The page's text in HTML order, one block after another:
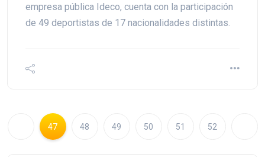
empresa pública Ideco, cuenta con la participación
de 49 deportistas de 17 nacionalidades distintas.
47 48 49 50 51 52